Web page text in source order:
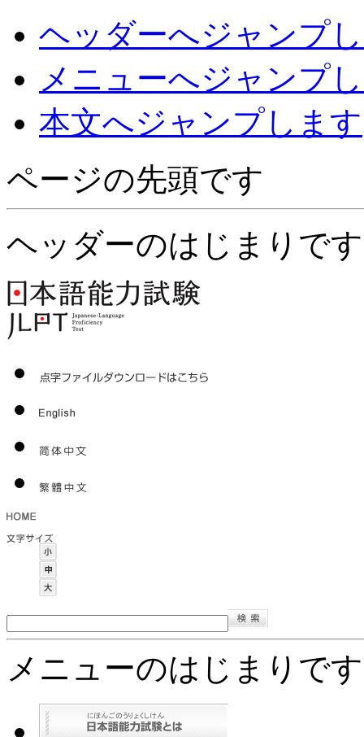
ヘッダーへジャンプ
メニューへジャンプ
本文へジャンプします
ページの先頭です
ヘッダーのはじまりです
メニューのはじまりです